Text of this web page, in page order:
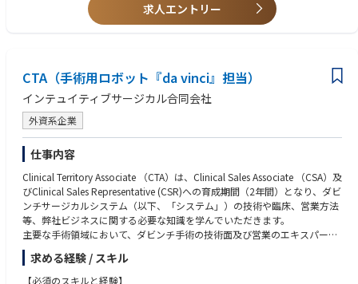
求人エントリー
CTA（手術用ロボット『da vinci』担当）
インテュイティブサージカル合同会社
外資系企業
仕事内容
Clinical Territory Associate （CTA）は、Clinical Sales Associate （CSA）及
びClinical Sales Representative (CSR)への育成期間（2年間）となり、ダビ
ンチサージカルシステム（以下、「システム」）の技術や臨床、営業方法
等、弊社ビジネスに関する必要な知識を学んでいただきます。
主要な手術領域において、ダビンチ手術の技術面及び営業のエキスパート
となるためのトレーニングを受け、配属されたエリアでの営業活動を通し
てシステム導入後の稼働率を最大化するサポートを行います。
基本的な職務
求める経験 / スキル
【必須のスキルと経験】